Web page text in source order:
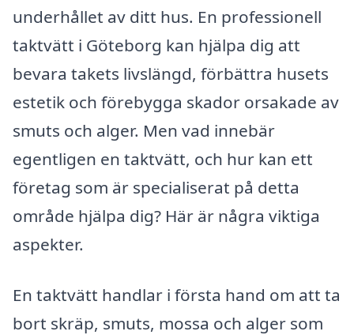
underhållet av ditt hus. En professionell
taktvätt i Göteborg kan hjälpa dig att
bevara takets livslängd, förbättra husets
estetik och förebygga skador orsakade av
smuts och alger. Men vad innebär
egentligen en taktvätt, och hur kan ett
företag som är specialiserat på detta
område hjälpa dig? Här är några viktiga
aspekter.
En taktvätt handlar i första hand om att ta
bort skräp, smuts, mossa och alger som